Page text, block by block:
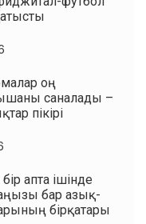
оң
саналады –
пікірі
апта ішінде
бар азық-
бірқатары